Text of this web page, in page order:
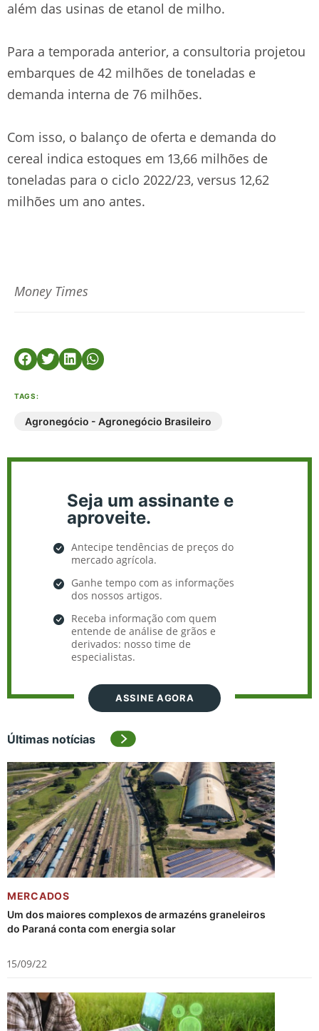
além das usinas de etanol de milho.
Para a temporada anterior, a consultoria projetou
embarques de 42 milhões de toneladas e
demanda interna de 76 milhões.
Com isso, o balanço de oferta e demanda do
cereal indica estoques em 13,66 milhões de
toneladas para o ciclo 2022/23, versus 12,62
milhões um ano antes.
Money Times
TAGS:
Agronegócio - Agronegócio Brasileiro
Seja um assinante e
aproveite.
Antecipe tendências de preços do
mercado agrícola.
Ganhe tempo com as informações
dos nossos artigos.
Receba informação com quem
entende de análise de grãos e
derivados: nosso time de
especialistas.
ASSINE AGORA
Últimas notícias
MERCADOS
Um dos maiores complexos de armazéns graneleiros
do Paraná conta com energia solar
15/09/22